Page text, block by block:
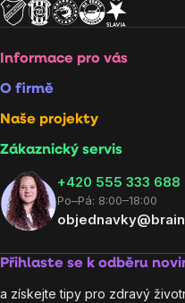
Informace pro vás
O firmě
Naše projekty
Zákaznický servis
‭+420 555 333 688
Po–Pá: 8:00–18:00
Přihlaste se k odběru
a získejte tipy pro zdravý